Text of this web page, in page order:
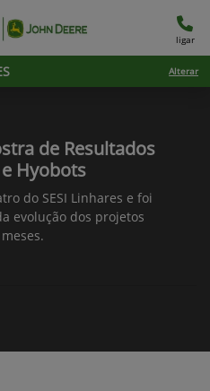
ligar
Alterar
de Resultados
Hyobots
do SESI Linhares e foi
evolução dos projetos